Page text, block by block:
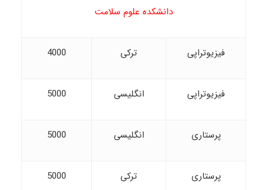
دانشکده علوم سلامت
4000 ترکی فیزیوتراپی
5000 انگلیسی فیزیوتراپی
5000 انگلیسی پرستاری
5000 ترکی پرستاری